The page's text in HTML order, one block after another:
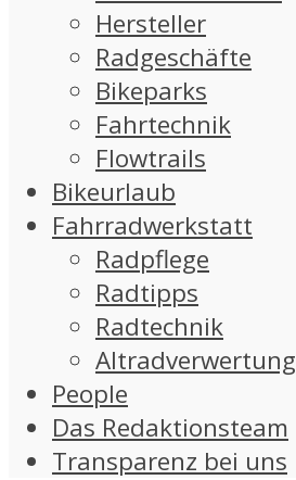
Hersteller
Radgeschäfte
Bikeparks
Fahrtechnik
Flowtrails
Bikeurlaub
Fahrradwerkstatt
Radpflege
Radtipps
Radtechnik
Altradverwertung
People
Das Redaktionsteam
Transparenz bei uns